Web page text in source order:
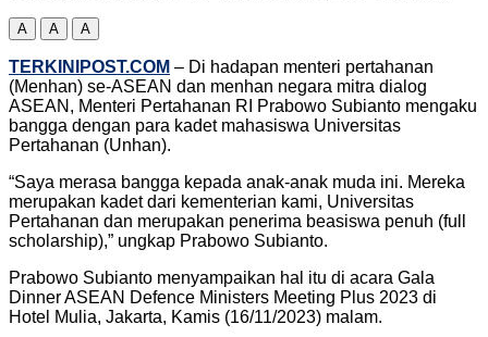
A A A
TERKINIPOST.COM – Di hadapan menteri pertahanan
(Menhan) se-ASEAN dan menhan negara mitra dialog
ASEAN, Menteri Pertahanan RI Prabowo Subianto mengaku
bangga dengan para kadet mahasiswa Universitas
Pertahanan (Unhan).
“Saya merasa bangga kepada anak-anak muda ini. Mereka
merupakan kadet dari kementerian kami, Universitas
Pertahanan dan merupakan penerima beasiswa penuh (full
scholarship),” ungkap Prabowo Subianto.
Prabowo Subianto menyampaikan hal itu di acara Gala
Dinner ASEAN Defence Ministers Meeting Plus 2023 di
Hotel Mulia, Jakarta, Kamis (16/11/2023) malam.